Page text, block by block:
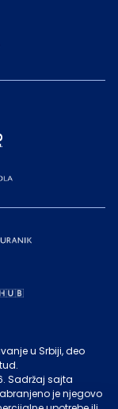
u Srbiji, deo
. Sadržaj sajta
je njegovo